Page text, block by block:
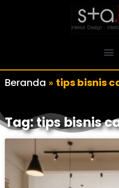
Beranda » tips bisnis
Tag: tips bisnis